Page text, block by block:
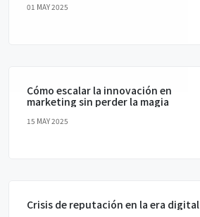
01 MAY 2025
Cómo escalar la innovación en
marketing sin perder la magia
15 MAY 2025
Crisis de reputación en la era digital